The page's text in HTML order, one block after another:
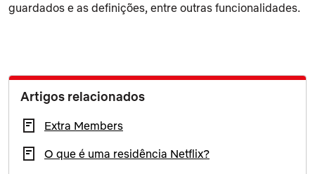
guardados e as definições, entre outras funcionalidades.
Artigos relacionados
Extra Members
O que é uma residência Netflix?